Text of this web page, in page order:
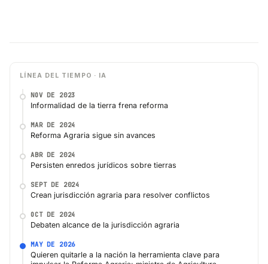
LÍNEA DEL TIEMPO · IA
NOV DE 2023
Informalidad de la tierra frena reforma
MAR DE 2024
Reforma Agraria sigue sin avances
ABR DE 2024
Persisten enredos jurídicos sobre tierras
SEPT DE 2024
Crean jurisdicción agraria para resolver conflictos
OCT DE 2024
Debaten alcance de la jurisdicción agraria
MAY DE 2026
Quieren quitarle a la nación la herramienta clave para